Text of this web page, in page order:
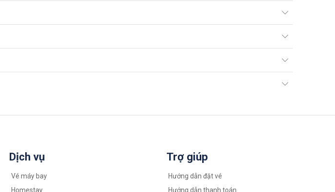
Dịch vụ
Vé máy bay
Homestay
Trợ giúp
Hướng dẫn đặt vé
Hướng dẫn thanh toán